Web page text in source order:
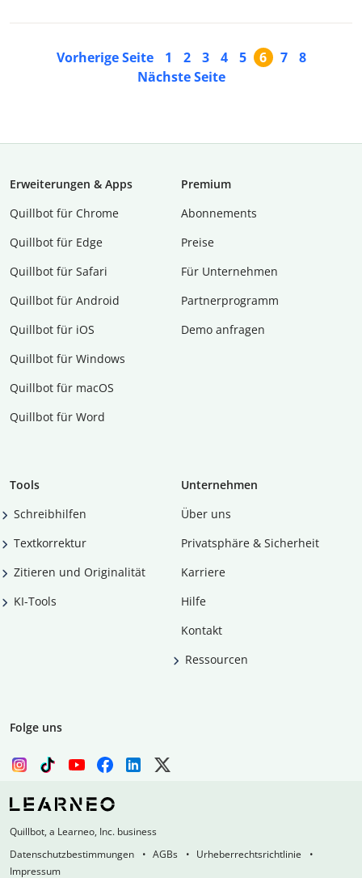
Vorherige Seite 1 2 3 4 5 6 7
8
Nächste Seite
Erweiterungen & Apps
Quillbot für Chrome
Quillbot für Edge
Quillbot für Safari
Quillbot für Android
Quillbot für iOS
Quillbot für Windows
Quillbot für macOS
Quillbot für Word
Premium
Abon­ne­ments
Preise
Für Unternehmen
Partnerprogramm
Demo anfragen
Tools
Schreibhilfen
Textkorrektur
Zitieren und Originalität
KI-Tools
Unternehmen
Über uns
Privatsphäre & Sicherheit
Karriere
Hilfe
Kontakt
Ressourcen
Folge uns
Quillbot, a Learneo, Inc. business
Datenschutzbestimmungen
AGBs
Urheberrechtsrichtlinie
Impressum